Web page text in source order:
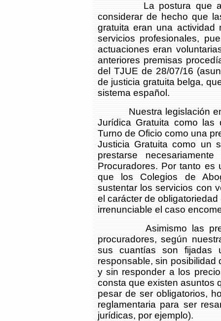
La postura que
considerar de hecho que
gratuita eran una
servicios profesionales,
actuaciones eran
anteriores premisas
del TJUE de 28/07/16
de justicia gratuita belga,
sistema español.
Nuestra legislación en
Jurídica Gratuita como las
Turno de Oficio como una
Justicia Gratuita como un
prestarse
Procuradores. Por tanto es
que los Colegios de
sustentar los servicios con
el carácter de
irrenunciable el caso
Asimismo las
procuradores, según
sus cuantías son fijadas
responsable, sin
y sin responder a los
consta que existen asuntos
pesar de ser obligatorios,
reglamentaria para ser
jurídicas, por ejemplo).